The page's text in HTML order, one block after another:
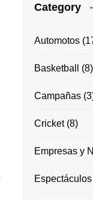
Category
Automotos
Basketball (8)
Campañas
Cricket(8)
Empresas y
Espectáculos